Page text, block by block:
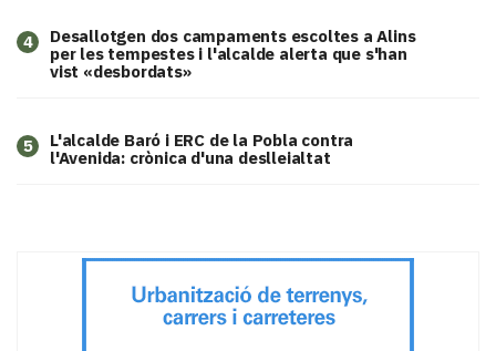
4
​Desallotgen dos campaments escoltes a Alins
per les tempestes i l'alcalde alerta que s'han
vist «desbordats»
5
L'alcalde Baró i ERC de la Pobla contra
l'Avenida: crònica d'una deslleialtat